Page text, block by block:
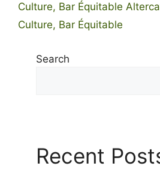
Culture, Bar Équitable
Culture, Bar Équitable
Search
Recent